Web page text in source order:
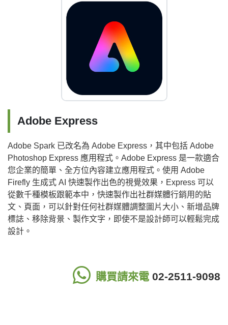
Adobe Express
Adobe Spark 已改名為 Adobe Express，其中包括 Adobe
Photoshop Express 應用程式。Adobe Express 是一款適合
您企業的簡單、全方位內容建立應用程式。使用 Adobe
Firefly 生成式 AI 快速製作出色的視覺效果，Express 可以
從數千種模板跟範本中，快速製作出社群媒體行銷用的貼
文、頁面，可以針對任何社群媒體調整圖片大小、新增品牌
標誌、移除背景、製作文字，即使不是設計師可以輕鬆完成
設計。
購買請來電 02-2511-9098